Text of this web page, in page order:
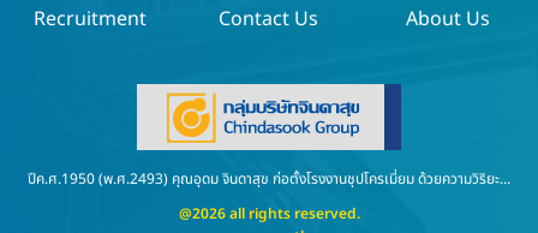
Recruitment Contact Us About Us
ปีค.ศ.1950 (พ.ศ.2493) คุณอุดม จินดาสุข ก่อตั้งโรงงานชุปโครเมี่ยม ด้วยความวิริยะ...
@2026 all rights reserved.